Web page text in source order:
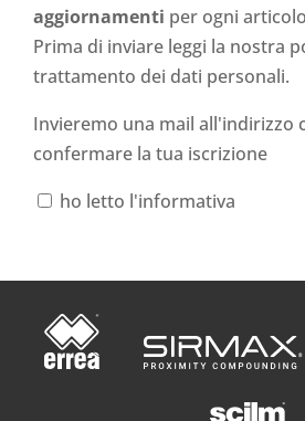
aggiornamenti per ogni
Prima di inviare leggi la nostra
trattamento dei dati personali.
Invieremo una mail all'indirizzo
confermare la tua iscrizione
ho letto l'informativa